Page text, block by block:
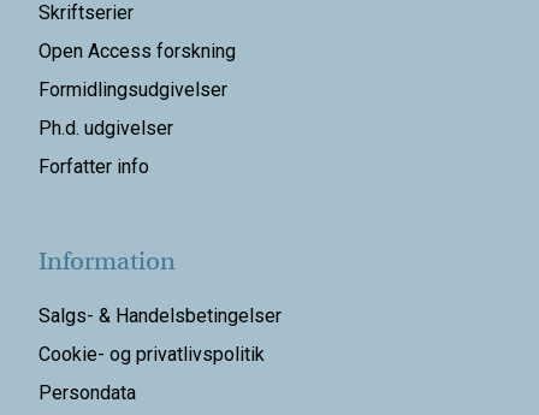
Skriftserier
Open Access forskning
Formidlingsudgivelser
Ph.d. udgivelser
Forfatter info
Information
Salgs- & Handelsbetingelser
Cookie- og privatlivspolitik
Persondata